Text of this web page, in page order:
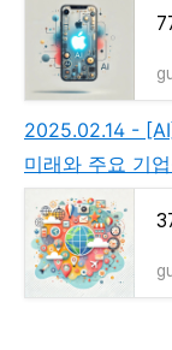
2025.02.14 -
미래와 주요 기